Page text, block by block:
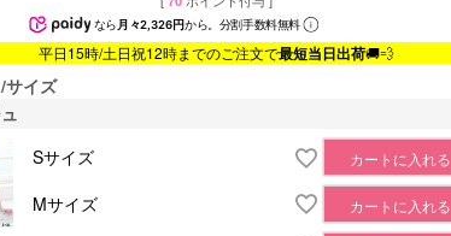
なら 月々2,326円から。分割手数料無料
平日15時/土日祝12時までのご注文で最短当日出荷🚚💨
サイズ
Sサイズ
カートに入れる
Mサイズ カートに入れる